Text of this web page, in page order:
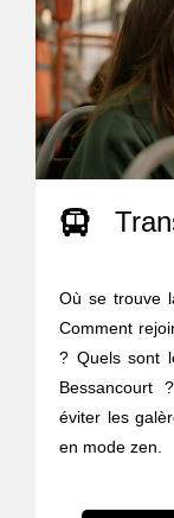
Où se trouve
Comment
? Quels sont
Bessancourt
éviter les
en mode zen.